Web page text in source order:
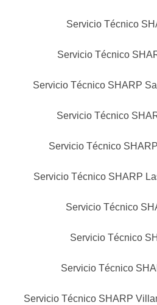
Servicio Técnico
Servicio Técnico
Servicio Técnico SHARP
Servicio Técnico
Servicio Técnico
Servicio Técnico SHARP
Servicio Técnico
Servicio Técnico
Servicio Técnico
Servicio Técnico SHARP